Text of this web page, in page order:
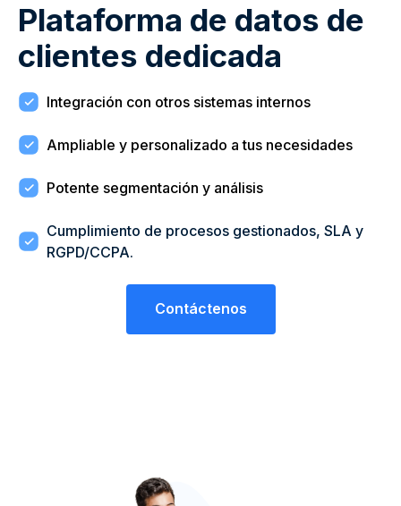
Plataforma de datos de
clientes dedicada
Integración con otros sistemas internos
Ampliable y personalizado a tus necesidades
Potente segmentación y análisis
Cumplimiento de procesos gestionados, SLA y
RGPD/CCPA.
Contáctenos